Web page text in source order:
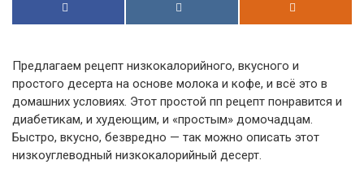
Предлагаем рецепт низкокалорийного, вкусного и
простого десерта на основе молока и кофе, и всё это в
домашних условиях. Этот простой пп рецепт понравится и
диабетикам, и худеющим, и «простым» домочадцам.
Быстро, вкусно, безвредно — так можно описать этот
низкоуглеводный низкокалорийный десерт.